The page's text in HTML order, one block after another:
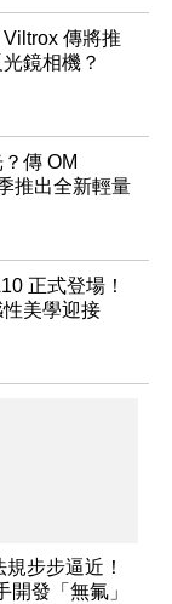
傳將推
鏡相機？
傳 OM
推出全新輕量
正式登場！
美學迎接
步步逼近！
開發「無氟」